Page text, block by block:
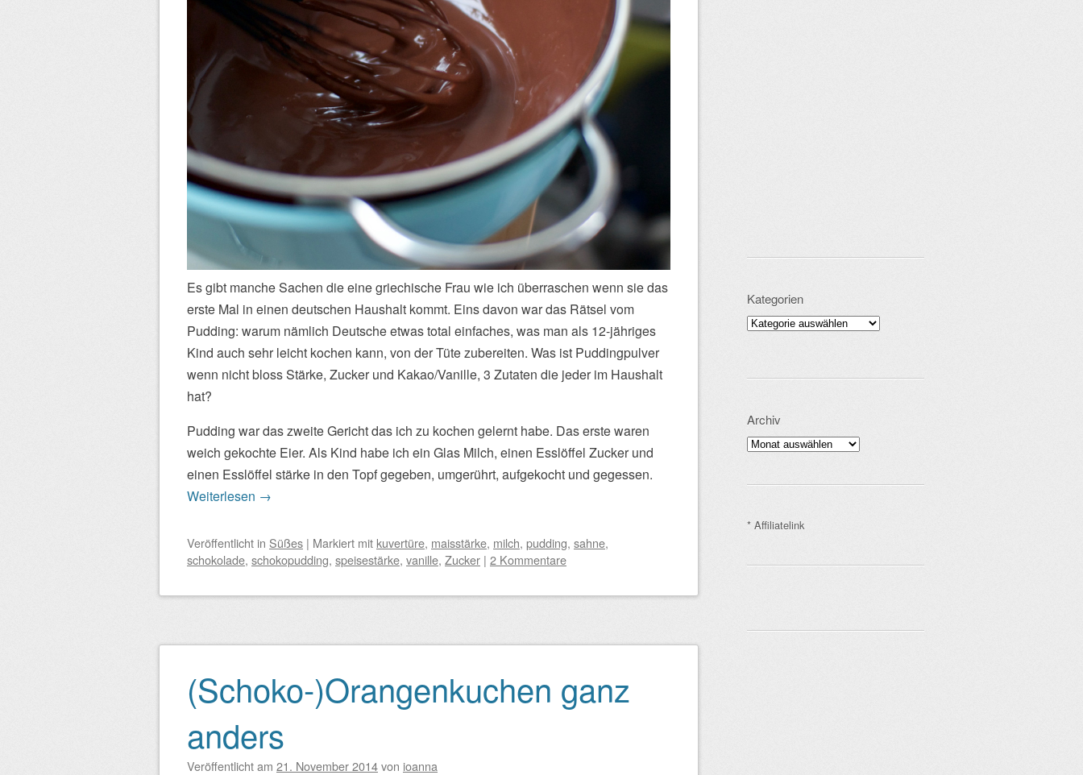
Es gibt manche Sachen die eine griechische Frau wie ich überraschen wenn sie das
erste Mal in einen deutschen Haushalt kommt. Eins davon war das Rätsel vom
Pudding: warum nämlich Deutsche etwas total einfaches, was man als 12-jähriges
Kind auch sehr leicht kochen kann, von der Tüte zubereiten. Was ist Puddingpulver
wenn nicht bloss Stärke, Zucker und Kakao/Vanille, 3 Zutaten die jeder im Haushalt
hat?
Pudding war das zweite Gericht das ich zu kochen gelernt habe. Das erste waren
weich gekochte Eier. Als Kind habe ich ein Glas Milch, einen Esslöffel Zucker und
einen Esslöffel stärke in den Topf gegeben, umgerührt, aufgekocht und gegessen.
Weiterlesen →
Veröffentlicht in Süßes | Markiert mit kuvertüre, maisstärke, milch, pudding, sahne,
schokolade, schokopudding, speisestärke, vanille, Zucker | 2 Kommentare
(Schoko-)Orangenkuchen ganz
anders
Veröffentlicht am 21. November 2014von ioanna
Kategorien
Kategorien
Archiv
Archiv
* Affiliatelink